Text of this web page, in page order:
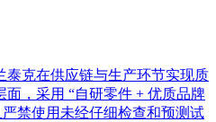
泰克在供应链与生产环节实现质
，采用 “自研零件 + 优质品牌
禁使用未经仔细检查和预测试